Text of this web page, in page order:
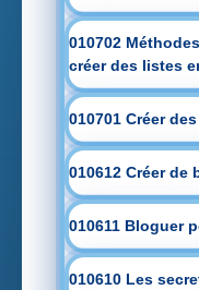
010702
créer des listes
010701 Créer
010612 Créer
010611 Bloguer
010610 Les